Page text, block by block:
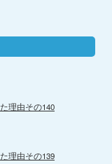
理由その140
理由その139